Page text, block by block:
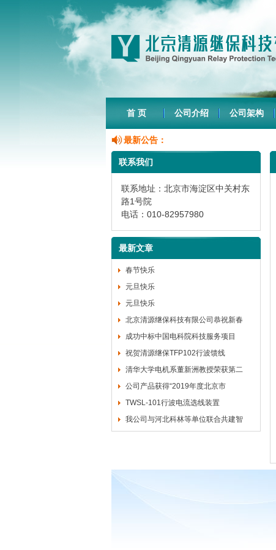
首 页 公司介绍 公司架构
最新公告：
联系我们
联系地址：北京市海淀区中关村东
路1号院
电话：010-82957980
最新文章
春节快乐
元旦快乐
元旦快乐
北京清源继保科技有限公司恭祝新春
成功中标中国电科院科技服务项目
祝贺清源继保TFP102行波馈线
清华大学电机系董新洲教授荣获第二
公司产品获得“2019年度北京市
TWSL-101行波电流选线装置
我公司与河北科林等单位联合共建智